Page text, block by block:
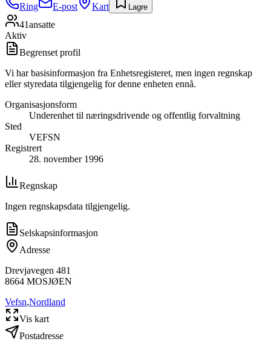
Ring E-post Kart Lagre
41ansatte
Aktiv
Begrenset profil
Vi har basisinformasjon fra Enhetsregisteret, men ingen regnskap
eller styredata tilgjengelig for denne enheten ennå.
Organisasjonsform
Underenhet til næringsdrivende og offentlig forvaltning
Sted
VEFSN
Registrert
28. november 1996
Regnskap
Ingen regnskapsdata tilgjengelig.
Selskapsinformasjon
Adresse
Drevjavegen 481
8664 MOSJØEN
Vefsn,Nordland
Vis kart
Postadresse